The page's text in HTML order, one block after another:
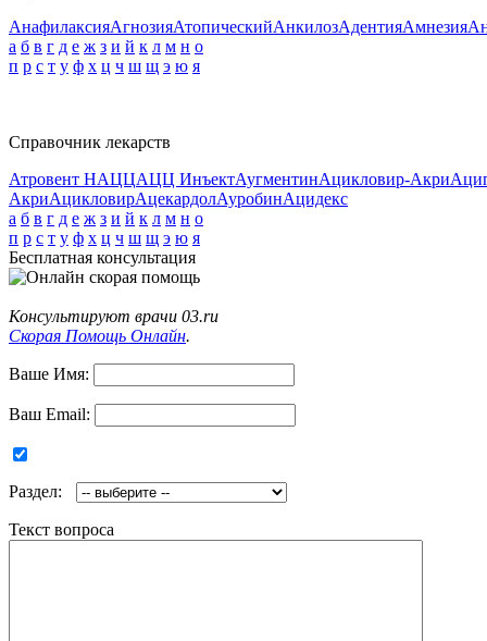
АнафилаксияАгнозияАтопическийАнкилозАдентияАмнезия
а б в г д е ж з и й к л м н о
п р с т у ф х ц ч ш щ э ю я
Справочник лекарств
Атровент НАЦЦАЦЦ ИнъектАугментинАцикловир-Акри
АкриАцикловирАцекардолАуробинАцидекс
а б в г д е ж з и й к л м н о
п р с т у ф х ц ч ш щ э ю я
Бесплатная консультация
Консультируют врачи 03.ru
Скорая Помощь Онлайн.
Ваше Имя:
Ваш Email:
Раздел:
Текст вопроса